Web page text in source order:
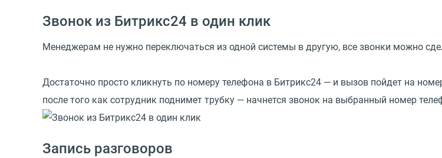
Звонок из Битрикс24 в один клик
Менеджерам не нужно переключаться из одной системы в другую, все звонки можно
Достаточно просто кликнуть по номеру телефона в Битрикс24 — и вызов пойдет на
после того как сотрудник поднимет трубку — начнется звонок на выбранный номер
Запись разговоров